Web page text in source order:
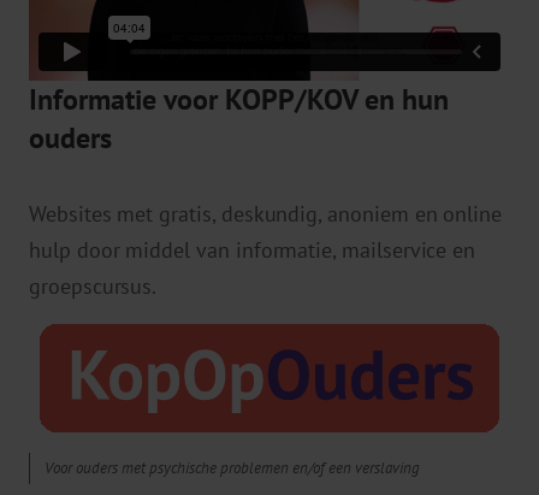
Informatie voor KOPP/KOV en hun
ouders
Websites met gratis, deskundig, anoniem en online
hulp door middel van informatie, mailservice en
groepscursus.
Voor ouders met psychische problemen en/of een verslaving